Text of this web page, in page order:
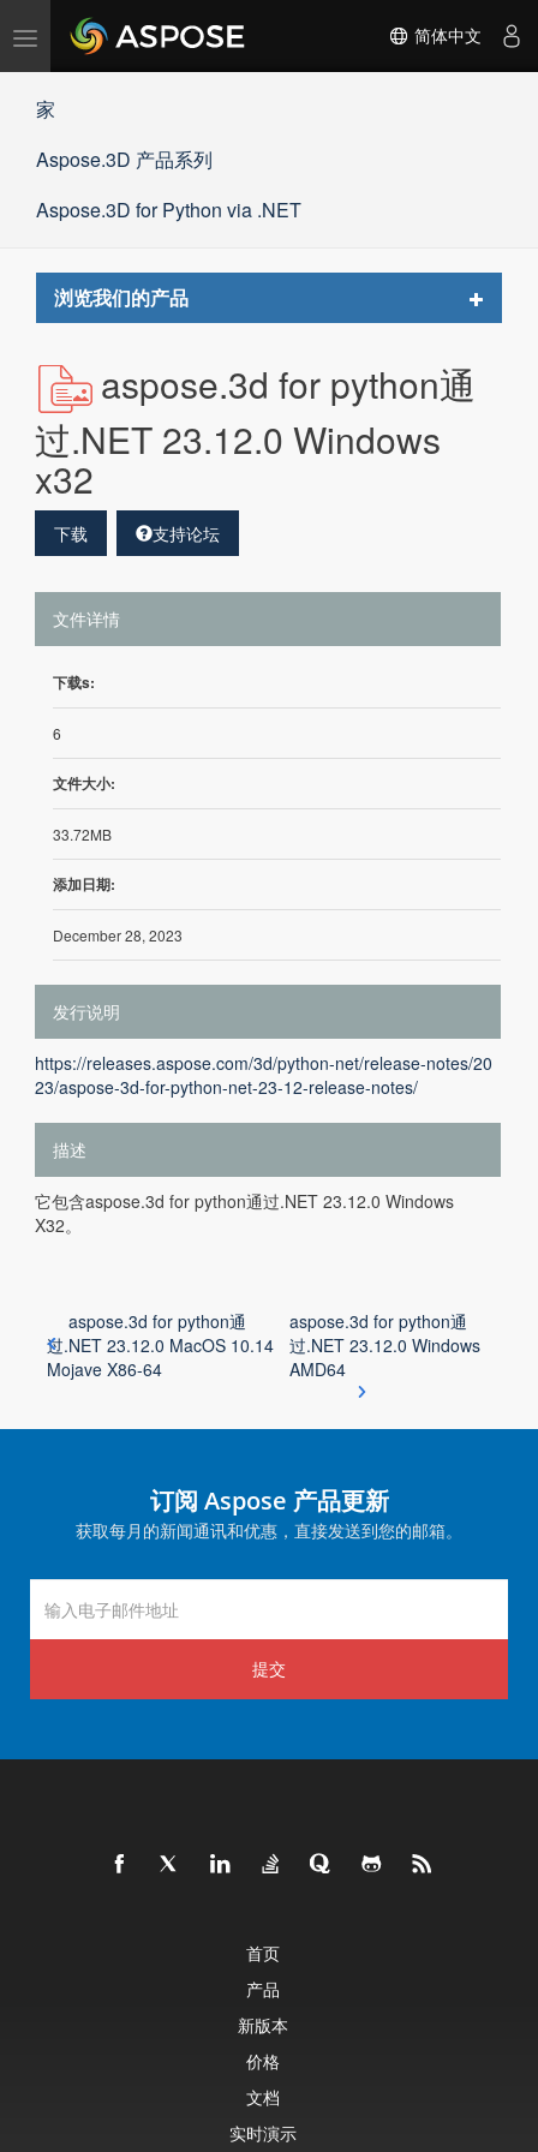
切
航
简体中文
家
Aspose.3D 产品系列
Aspose.3D for Python via .NET
浏览我们的产品
Toggle
aspose.3d for python通
过.NET 23.12.0 Windows
x32
下载 支持论坛
文件详情
下载s:
6
文件大小:
33.72MB
添加日期:
December 28, 2023
发行说明
https://releases.aspose.com/3d/python-net/release-notes/20
23/aspose-3d-for-python-net-23-12-release-notes/
描述
它包含aspose.3d for python通过.NET 23.12.0 Windows
X32。
aspose.3d for python通
过.NET 23.12.0 MacOS 10.14
Mojave X86-64
aspose.3d for python通
过.NET 23.12.0 Windows
AMD64
订阅 Aspose 产品更新
获取每月的新闻通讯和优惠，直接发送到您的邮箱。
提交
首页
产品
新版本
价格
文档
实时演示